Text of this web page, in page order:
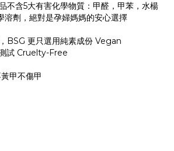
不含5大有害化學物質：甲醛，甲苯，水楊
劑，絕對是孕婦媽媽的安心選擇
BSG 更只選用純素成份 Vegan
試 Cruelty-Free
甲不傷甲